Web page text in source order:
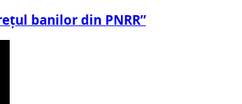
banilor din PNRR”